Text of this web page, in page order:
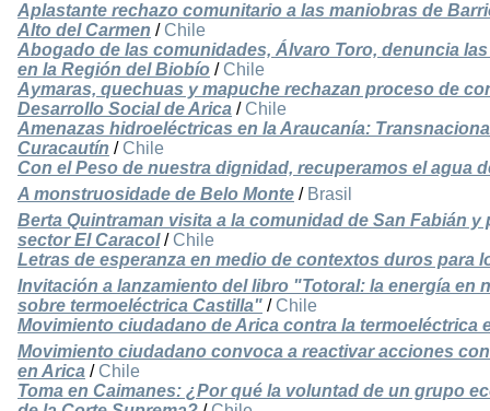
Aplastante rechazo comunitario a las maniobras de
Alto del Carmen / Chile
Abogado de las comunidades, Álvaro Toro, denuncia
en la Región del Biobío / Chile
Aymaras, quechuas y mapuche rechazan proceso de
Desarrollo Social de Arica / Chile
Amenazas hidroeléctricas en la Araucanía:
Curacautín / Chile
Con el Peso de nuestra dignidad, recuperamos el agua
A monstruosidade de Belo Monte / Brasil
Berta Quintraman visita a la comunidad de San Fabián
sector El Caracol/ Chile
Letras de esperanza en medio de contextos duros para
Invitación a lanzamiento del libro "Totoral: la energía en
sobre termoeléctrica Castilla" / Chile
Movimiento ciudadano de Arica contra la termoeléctrica
Movimiento ciudadano convoca a reactivar acciones
en Arica / Chile
Toma en Caimanes: ¿Por qué la voluntad de un grupo